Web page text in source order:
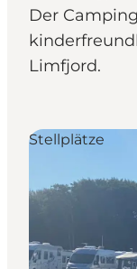
Der
Limfjord.
Stellplätze